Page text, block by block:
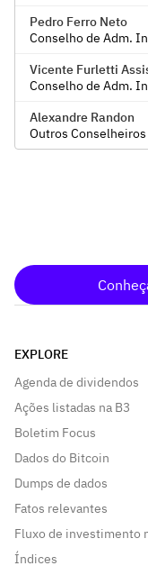
Pedro Ferro Neto
Conselho de Adm.
Vicente Furletti
Conselho de Adm.
Alexandre Randon
Outros
EXPLORE
Agenda de dividendos
Ações listadas na B3
Boletim Focus
Dados do Bitcoin
Dumps de dados
Fatos relevantes
Fluxo de investimento
Índices